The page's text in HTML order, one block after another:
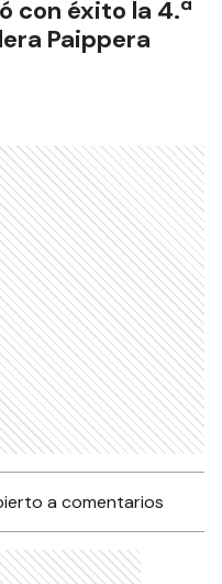
con éxito la 4.ª
Paippera
a comentarios